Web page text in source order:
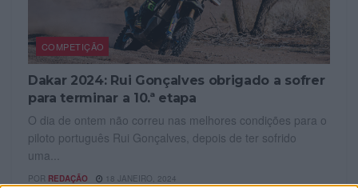
COMPETIÇÃO
Dakar 2024: Rui Gonçalves obrigado a sofrer
para terminar a 10.ª etapa
O dia de ontem não correu nas melhores condições para o
piloto português Rui Gonçalves, depois de ter sofrido
uma...
POR REDAÇÃO 18 JANEIRO, 2024